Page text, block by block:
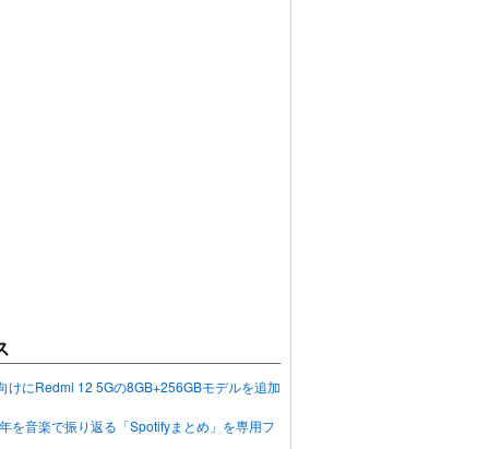
けにRedmi 12 5Gの8GB+256GBモデルを追加
を音楽で振り返る「Spotifyまとめ」を専用フ